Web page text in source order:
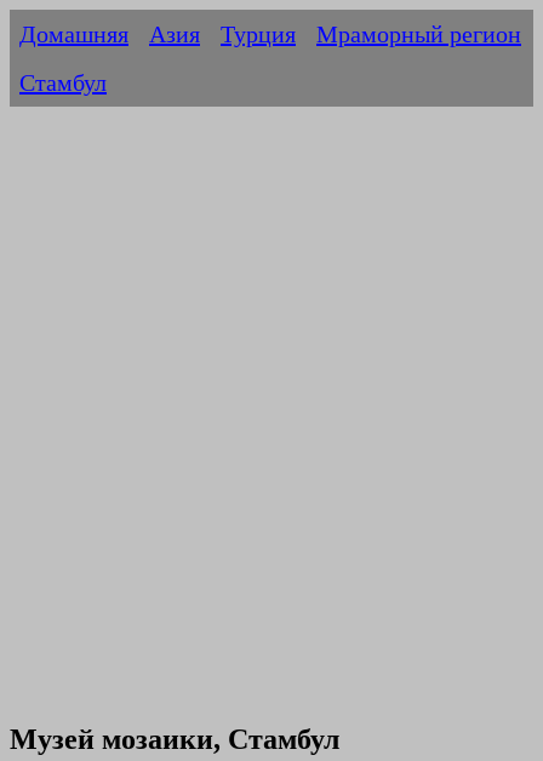
Домашняя Азия Турция
Мраморный регион
Стамбул
Музей мозаики, Стамбул